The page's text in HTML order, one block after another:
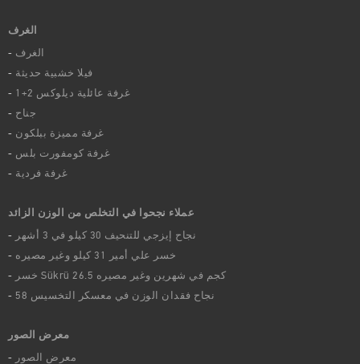
الغرف
الغرف
فيلا خشبية حديثة
غرفة عائلية ديلوكس 2+1
جناح
غرفة مميزة ببلكون
غرفة كومفورت بلس
غرفة فردية
عملاء نجحوا في التخلص من الوزن الزائد
نجاح إيزجي للتنحيف 30 كيلو في 3 أشهر
خسر علي أمير 31 كيلو وغير مصيره
خسر Sükrü 26.5 كجم في شهرين وغير مصيره
58 نجاح فقدان الوزن في معسكر التخسيس
معرض الصور
معرض الصور